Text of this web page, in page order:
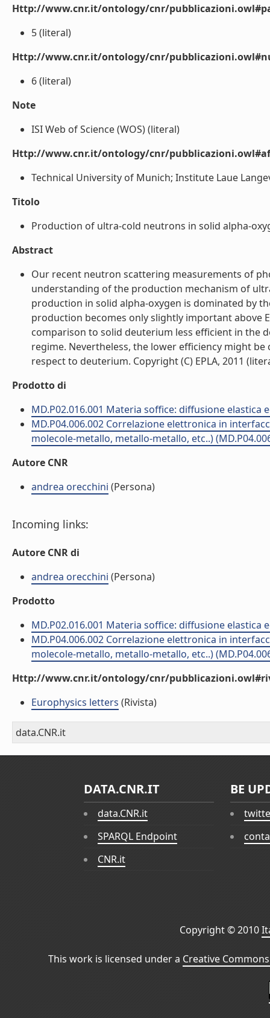
Http://www.cnr.it/ontology/cnr/
5 (literal)
Http://www.cnr.it/ontology/cnr/
6 (literal)
Note
ISI Web of Science (WOS) (literal)
Http://www.cnr.it/ontology/cnr/
Technical University of Munich; Institute Laue
Titolo
Production of ultra-cold neutrons in solid alpha-
Abstract
Our recent neutron scattering measurements of
understanding of the production mechanism of
production in solid alpha-oxygen is dominated by
production becomes only slightly important above
comparison to solid deuterium less efficient in the
regime. Nevertheless, the lower efficiency might
respect to deuterium. Copyright (C) EPLA, 2011
Prodotto di
MD.P02.016.001 Materia soffice: diffusione elastica
MD.P04.006.002 Correlazione elettronica in
molecole-metallo, metallo-metallo, etc..)
Autore CNR
andrea orecchini (Persona)
Incoming links:
Autore CNR di
andrea orecchini (Persona)
Prodotto
MD.P02.016.001 Materia soffice: diffusione elastica
MD.P04.006.002 Correlazione elettronica in
molecole-metallo, metallo-metallo, etc..)
Http://www.cnr.it/ontology/cnr/
Europhysics letters (Rivista)
data.CNR.it
DATA.CNR.IT
data.CNR.it
SPARQL Endpoint
CNR.it
BE
Copyright © 2010
This work is licensed under a Creative